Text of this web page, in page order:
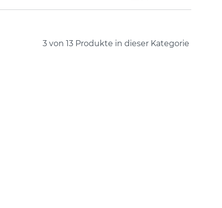
3 von 13 Produkte in dieser Kategorie